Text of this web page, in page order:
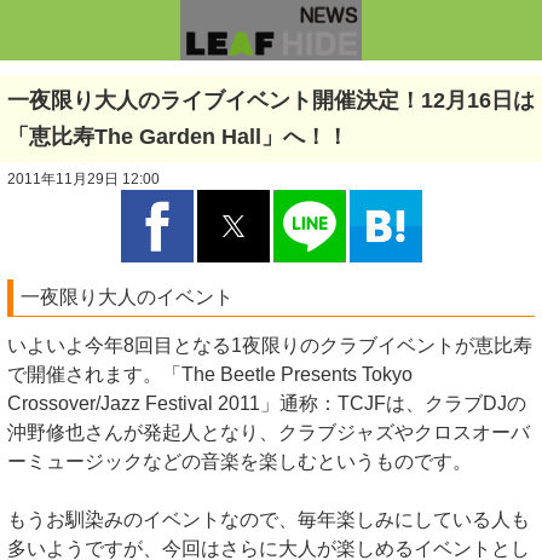
一夜限り大人のライブイベント開催決定！12月16日は
「恵比寿The Garden Hall」へ！！
2011年11月29日 12:00
一夜限り大人のイベント
いよいよ今年8回目となる1夜限りのクラブイベントが恵比寿
で開催されます。「The Beetle Presents Tokyo
Crossover/Jazz Festival 2011」通称：TCJFは、クラブDJの
沖野修也さんが発起人となり、クラブジャズやクロスオーバ
ーミュージックなどの音楽を楽しむというものです。
もうお馴染みのイベントなので、毎年楽しみにしている人も
多いようですが、今回はさらに大人が楽しめるイベントとし